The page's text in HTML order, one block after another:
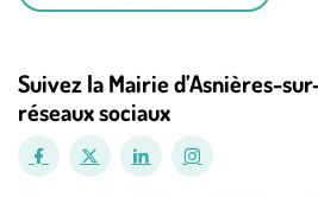
Suivez la Mairie d’Asnières-
réseaux sociaux